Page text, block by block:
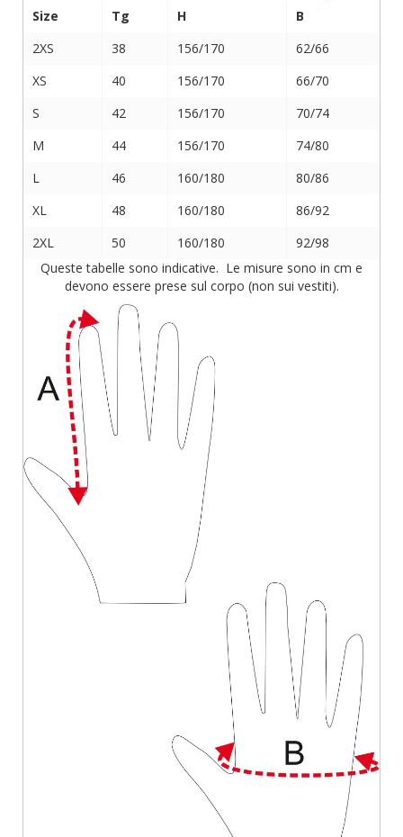
Size Tg H
B
2XS
38 156/170
62/66
XS
40 156/170
66/70
S
42 156/170
70/74
M
44 156/170
74/80
L
46 160/180
80/86
XL
48 160/180
86/92
2XL
50 160/180
92/98
Queste tabelle sono indicative. Le misure sono in cm e
devono essere prese sul corpo (non sui vestiti).